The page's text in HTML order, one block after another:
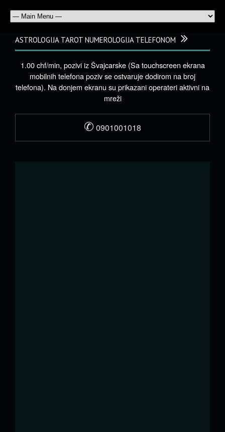
ASTROLOGIJA TAROT NUMEROLOGIJA TELEFONOM
1.00 chf/min, pozivi iz Švajcarske (Sa touchscreen ekrana
mobilnih telefona poziv se ostvaruje dodirom na broj
telefona). Na donjem ekranu su prikazani operateri aktivni na
mreži
✆ 0901001018